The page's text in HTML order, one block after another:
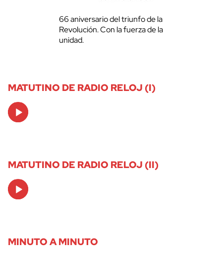
66 aniversario del triunfo de la
Revolución. Con la fuerza de la
unidad.
MATUTINO DE RADIO RELOJ (I)
Audio
Player
MATUTINO DE RADIO RELOJ (II)
Audio
Player
MINUTO A MINUTO